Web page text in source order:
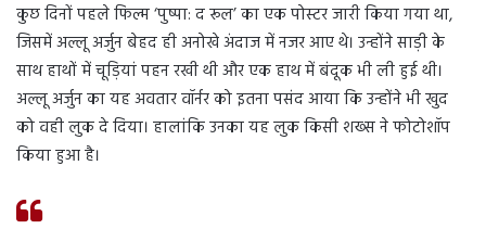
कुछ दिनों पहले फिल्म ‘पुष्पा: द रूल’ का एक पोस्टर जारी किया गया था,
जिसमें अल्लू अर्जुन बेहद ही अनोखे अंदाज में नजर आए थे। उन्होंने साड़ी के
साथ हाथों में चूड़ियां पहन रखी थी और एक हाथ में बंदूक भी ली हुई थी।
अल्लू अर्जुन का यह अवतार वॉर्नर को इतना पसंद आया कि उन्होंने भी खुद
को वही लुक दे दिया। हालांकि उनका यह लुक किसी शख्स ने फोटोशॉप
किया हुआ है।